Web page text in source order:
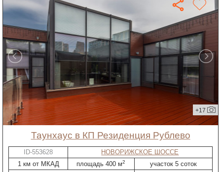
+17
таунхаус в КП Резиденция Рублево
ID-553628
НОВОРИЖСКОЕ ШОССЕ
1 км от МКАД
площадь 400 м2
участок 5 соток